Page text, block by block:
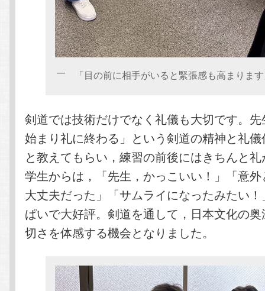
「目の前に相手がいると緊張感も高まりま
剣道では技術だけでなく礼儀も大切です。
始まり礼に終わる」という剣道の精神と礼
と教えてもらい，練習の前後にはきちんと
学生からは，「先生，かっこいい！」「意
大丈夫だった」「サムライになったみたい
ぱいで大好評。剣道を通して，日本文化の
切さを体感する機会となりました。